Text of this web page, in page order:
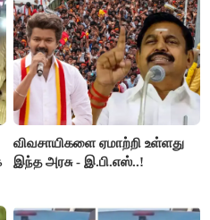
விவசாயிகளை ஏமாற்றி உள்ளது
இந்த அரசு - இ.பி.எஸ்..!